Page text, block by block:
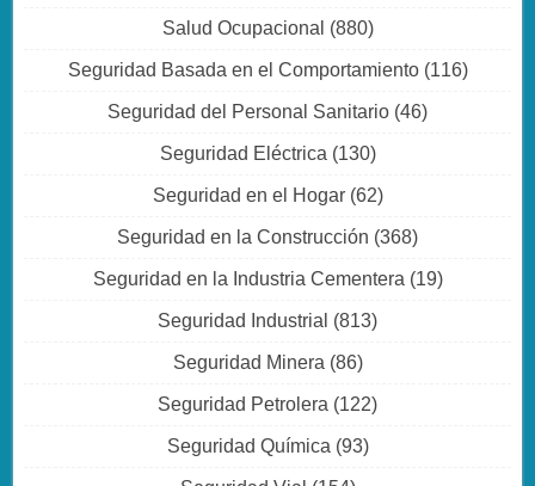
Salud Ocupacional (880)
Seguridad Basada en el Comportamiento(116)
Seguridad del Personal Sanitario (46)
Seguridad Eléctrica (130)
Seguridad en el Hogar(62)
Seguridad en la Construcción (368)
Seguridad en la Industria Cementera (19)
Seguridad Industrial (813)
Seguridad Minera (86)
Seguridad Petrolera (122)
Seguridad Química (93)